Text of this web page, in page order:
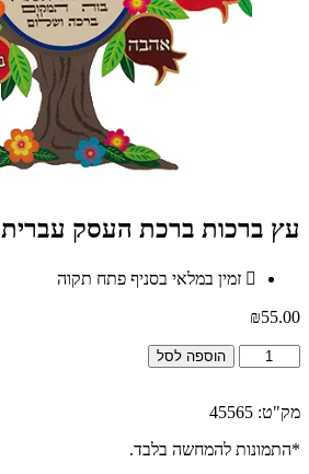
עץ ברכות ברכת העסק עברית 20 ס"מ
זמין במלאי בסניף פתח תקוה
₪55.00
כמות
של
ברכות
העסק
הוספה לסל
מק"ט: 45565
*התמונות להמחשה בלבד.